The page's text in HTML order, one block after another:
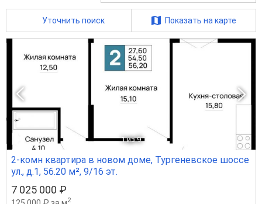
Уточнить поиск Показать на карте
1 из 9
2-комн квартира в новом доме, Тургеневское шоссе
ул., д.1, 56.20 м², 9/16 эт.
7 025 000 ₽
2